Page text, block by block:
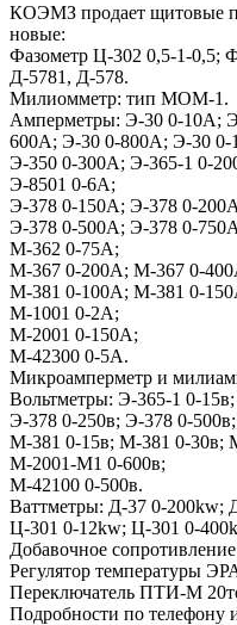
КОЭМЗ продает щитовые
новые:
Фазометр Ц-302 0,5-1-0,5;
Д-5781, Д-578.
Милиомметр: тип МОМ-1.
Амперметры: Э-30 0-10А;
600А; Э-30 0-800А; Э-30
Э-350 0-300А; Э-365-1 0-
Э-8501 0-6А;
Э-378 0-150А; Э-378 0-
Э-378 0-500А; Э-378 0-
М-362 0-75А;
М-367 0-200А; М-367 0-
М-381 0-100А; М-381 0-
М-1001 0-2А;
М-2001 0-150А;
М-42300 0-5А.
Микроамперметр и
Вольтметры: Э-365-1 0-
Э-378 0-250в; Э-378 0-500в;
М-381 0-15в; М-381 0-30в;
М-2001-М1 0-600в;
М-42100 0-500в.
Ваттметры: Д-37 0-200kw;
Ц-301 0-12kw; Ц-301 0-
Добавочное
Регулятор температуры
Пе­реключатель ПТИ-М
Подробности по телефону